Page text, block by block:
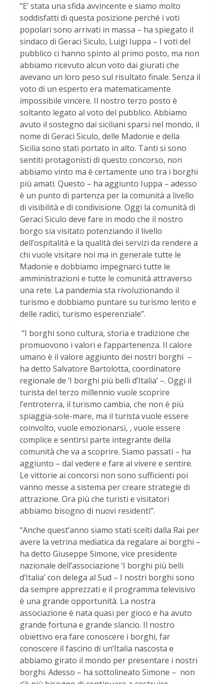
“E’ stata una sfida avvincente e siamo molto
soddisfatti di questa posizione perché i voti
popolari sono arrivati in massa – ha spiegato il
sindaco di Geraci Siculo, Luigi Iuppa – I voti del
pubblico ci hanno spinto al primo posto, ma non
abbiamo ricevuto alcun voto dai giurati che
avevano un loro peso sul risultato finale. Senza il
voto di un esperto era matematicamente
impossibile vincere. Il nostro terzo posto è
soltanto legato al voto del pubblico. Abbiamo
avuto il sostegno dai siciliani sparsi nel mondo, il
nome di Geraci Siculo, delle Madonie e della
Sicilia sono stati portato in alto. Tanti si sono
sentiti protagonisti di questo concorso, non
abbiamo vinto ma è certamente uno tra i borghi
più amati. Questo – ha aggiunto Iuppa – adesso
è un punto di partenza per la comunità a livello
di visibilità e di condivisione. Oggi la comunità di
Geraci Siculo deve fare in modo che il nostro
borgo sia visitato potenziando il livello
dell’ospitalità e la qualità dei servizi da rendere a
chi vuole visitare noi ma in generale tutte le
Madonie e dobbiamo impegnarci tutte le
amministrazioni e tutte le comunità attraverso
una rete. La pandemia sta rivoluzionando il
turismo e dobbiamo puntare su turismo lento e
delle radici, turismo esperenziale”.
“I borghi sono cultura, storia e tradizione che
promuovono i valori e l’appartenenza. Il calore
umano è il valore aggiunto dei nostri borghi –
ha detto Salvatore Bartolotta, coordinatore
regionale de ‘I borghi più belli d’Italia’ –. Oggi il
turista del terzo millennio vuole scoprire
l’entroterra, il turismo cambia, che non è più
spiaggia-sole-mare, ma il turista vuole essere
coinvolto, vuole emozionarsi, , vuole essere
complice e sentirsi parte integrante della
comunità che va a scoprire. Siamo passati – ha
aggiunto – dal vedere e fare al vivere e sentire.
Le vittorie ai concorsi non sono sufficienti poi
vanno messe a sistema per creare strategie di
attrazione. Ora più che turisti e visitatori
abbiamo bisogno di nuovi residenti”.
“Anche quest’anno siamo stati scelti dalla Rai per
avere la vetrina mediatica da regalare ai borghi –
ha detto Giuseppe Simone, vice presidente
nazionale dell’associazione ‘I borghi più belli
d’Italia’ con delega al Sud – I nostri borghi sono
da sempre apprezzati e il programma televisivo
è una grande opportunità. La nostra
associazione è nata quasi per gioco e ha avuto
grande fortuna e grande slancio. Il nostro
obiettivo era fare conoscere i borghi, far
conoscere il fascino di un’Italia nascosta e
abbiamo girato il mondo per presentare i nostri
borghi. Adesso – ha sottolineato Simone – non